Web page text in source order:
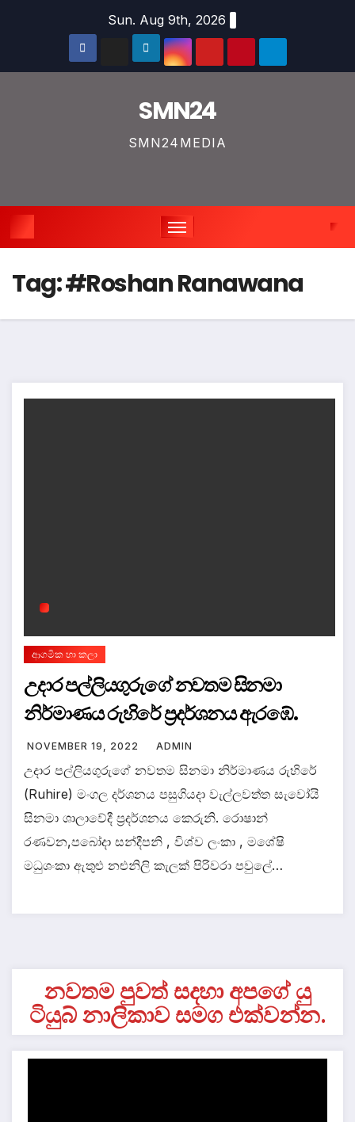
Sun. Aug 9th, 2026
SMN24
SMN24MEDIA
Tag:#Roshan Ranawana
ආගමික හා කලා
උදාර පල්ලියගුරුගේ නවතම සිනමා
නිර්මාණය රුහිරේ ප්‍රදර්ශනය ඇරඹේ.
NOVEMBER 19, 2022 ADMIN
උදාර පල්ලියගුරුගේ නවතම සිනමා නිර්මාණය රුහිරේ
(Ruhire) මංගල දර්ශනය පසුගියදා වැල්ලවත්ත සැවෝයි
සිනමා ශාලාවේදී ප්‍රදර්ශනය කෙරුනි. රොෂාන්
රණවන,පබෝදා සන්දීපනි , විශ්ව ලංකා , මශේෂි
මධුශංකා ඇතුළු නළුනිලි කැලක් පිරිවරා පවුලේ…
නවතම පුවත් සදහා අපගේ යු
ටියුබ් නාලිකාව සමග එක්වන්න.